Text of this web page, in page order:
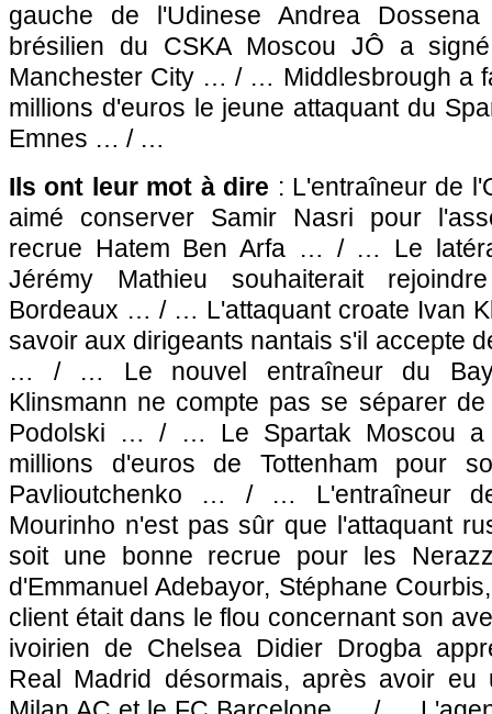
gauche de l'Udinese Andrea
brésilien du CSKA Moscou JÔ a
Manchester City … / … Middlesbrough a
millions d'euros le jeune attaquant du
Emnes … / …
Ils ont leur mot à dire : L'entraîneur de
aimé conserver Samir Nasri pour
recrue Hatem Ben Arfa … / … Le
Jérémy Mathieu souhaiterait
Bordeaux … / … L'attaquant croate Ivan
savoir aux dirigeants nantais s'il accepte
… / … Le nouvel entraîneur du
Klinsmann ne compte pas se séparer
Podolski … / … Le Spartak Moscou a
millions d'euros de Tottenham pour
Pavlioutchenko … / … L'entraîneur
Mourinho n'est pas sûr que l'attaquant
soit une bonne recrue pour les
d'Emmanuel Adebayor, Stéphane
client était dans le flou concernant son
ivoirien de Chelsea Didier Drogba
Real Madrid désormais, après avoir